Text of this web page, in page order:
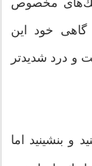
مخصوص
گاهی خود این
و درد شدیدتر
و بنشینید اما